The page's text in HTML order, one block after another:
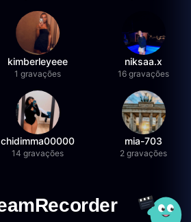
kimberleyeee
1 gravações
niksaa.x
16 gravações
chidimma00000
14 gravações
mia-703
2 gravações